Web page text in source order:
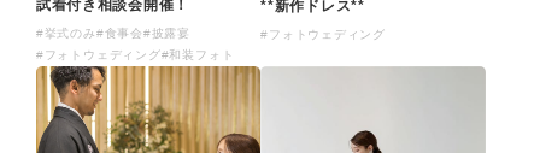
試着付き相談会開催！
#挙式のみ#食事会#披露宴
#フォトウェディング#和装フォト
**新作ドレス**
#フォトウェディング